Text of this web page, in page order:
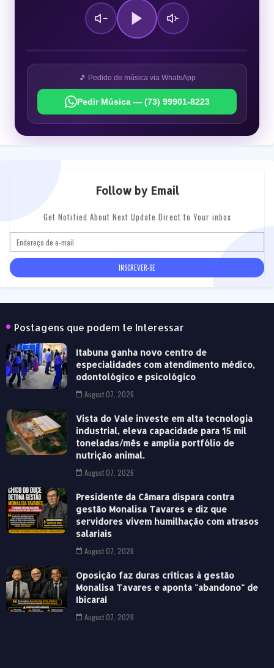
🎵 Pedido de música via WhatsApp
Pedir Música — (73) 99901-8223
Follow by Email
Get Notified About Next Update Direct to Your inbox
Postagens que podem te Interessar
Itabuna ganha novo centro de
especialidades com atendimento médico,
odontológico e psicológico
August 07, 2026
Vista do Vale investe em alta tecnologia
industrial, eleva capacidade para 15 mil
toneladas/mês e amplia portfólio de
nutrição animal.
August 07, 2026
Presidente da Câmara dispara contra
gestão Monalisa Tavares e diz que
servidores vivem humilhação com atrasos
salariais
August 07, 2026
Oposição faz duras críticas à gestão
Monalisa Tavares e aponta "abandono" de
Ibicaraí
August 07, 2026